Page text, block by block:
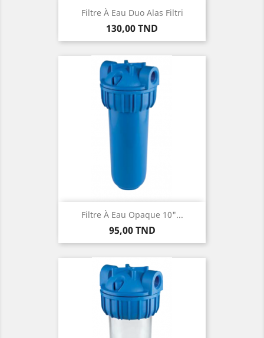
Filtre À Eau Duo Alas Filtri
Prix
130,00 TND
Filtre À Eau Opaque 10"...
Prix
95,00 TND